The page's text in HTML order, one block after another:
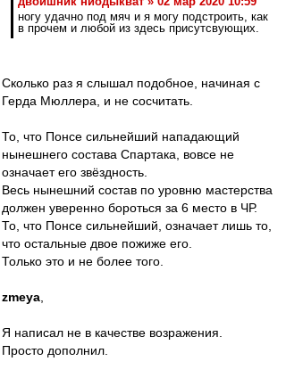
ногу удачно под мяч и я могу подстроить, как
в прочем и любой из здесь присутсвующих.
Сколько раз я слышал подобное, начиная с
Герда Мюллера, и не сосчитать.
То, что Понсе сильнейший нападающий
нынешнего состава Спартака, вовсе не
означает его звёздность.
Весь нынешний состав по уровню мастерства
должен уверенно бороться за 6 место в ЧР.
То, что Понсе сильнейший, означает лишь то,
что остальные двое пожиже его.
Только это и не более того.
zmeya
Я написал не в качестве возражения.
Просто дополнил.